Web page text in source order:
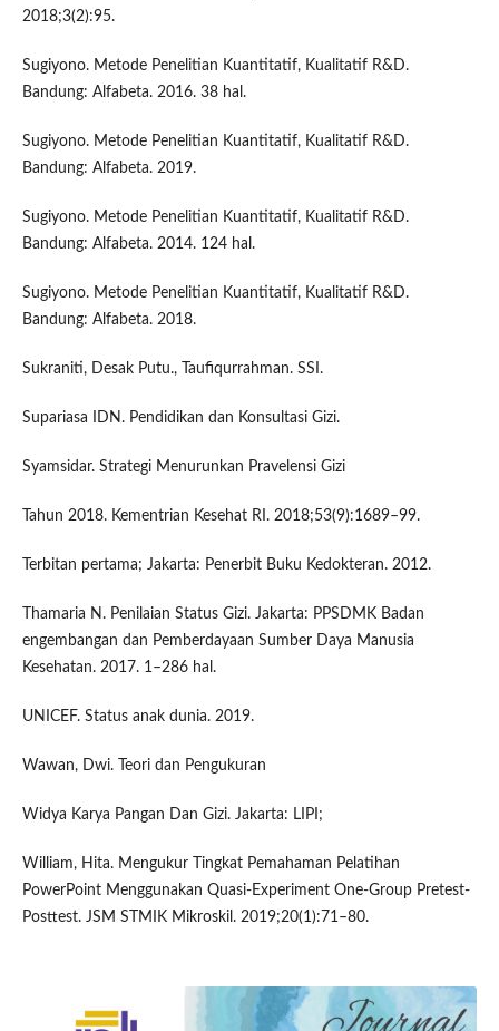
2018;3(2):95.
Sugiyono. Metode Penelitian Kuantitatif, Kualitatif R&D.
Bandung: Alfabeta. 2016. 38 hal.
Sugiyono. Metode Penelitian Kuantitatif, Kualitatif R&D.
Bandung: Alfabeta. 2019.
Sugiyono. Metode Penelitian Kuantitatif, Kualitatif R&D.
Bandung: Alfabeta. 2014. 124 hal.
Sugiyono. Metode Penelitian Kuantitatif, Kualitatif R&D.
Bandung: Alfabeta. 2018.
Sukraniti, Desak Putu., Taufiqurrahman. SSI.
Supariasa IDN. Pendidikan dan Konsultasi Gizi.
Syamsidar. Strategi Menurunkan Pravelensi Gizi
Tahun 2018. Kementrian Kesehat RI. 2018;53(9):1689–99.
Terbitan pertama; Jakarta: Penerbit Buku Kedokteran. 2012.
Thamaria N. Penilaian Status Gizi. Jakarta: PPSDMK Badan
engembangan dan Pemberdayaan Sumber Daya Manusia
Kesehatan. 2017. 1–286 hal.
UNICEF. Status anak dunia. 2019.
Wawan, Dwi. Teori dan Pengukuran
Widya Karya Pangan Dan Gizi. Jakarta: LIPI;
William, Hita. Mengukur Tingkat Pemahaman Pelatihan
PowerPoint Menggunakan Quasi-Experiment One-Group Pretest-
Posttest. JSM STMIK Mikroskil. 2019;20(1):71–80.